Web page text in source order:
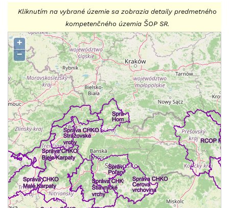
Kliknutím na vybrané územie sa zobrazia detaily predmetného
kompetenčného územia ŠOP SR.
+
−